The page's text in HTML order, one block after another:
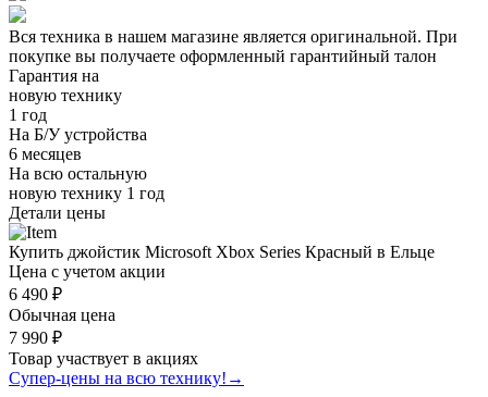
Вся техника в нашем магазине является оригинальной. При
покупке вы получаете оформленный гарантийный талон
Гарантия на
новую технику
1 год
На Б/У устройства
6 месяцев
На всю остальную
новую технику 1 год
Детали цены
Купить джойстик Microsoft Xbox Series Красный в Ельце
Цена с учетом акции
6 490 ₽
Обычная цена
7 990 ₽
Товар участвует в акциях
Супер-цены на всю технику! →